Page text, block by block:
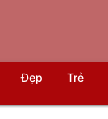
Đẹp Trẻ